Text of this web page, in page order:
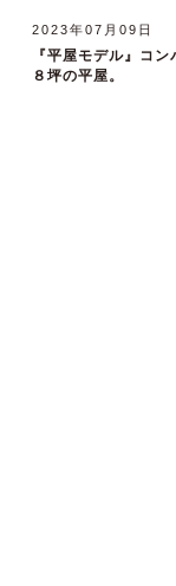
2023年07月09日
『平屋モデル』コン
８坪の平屋。